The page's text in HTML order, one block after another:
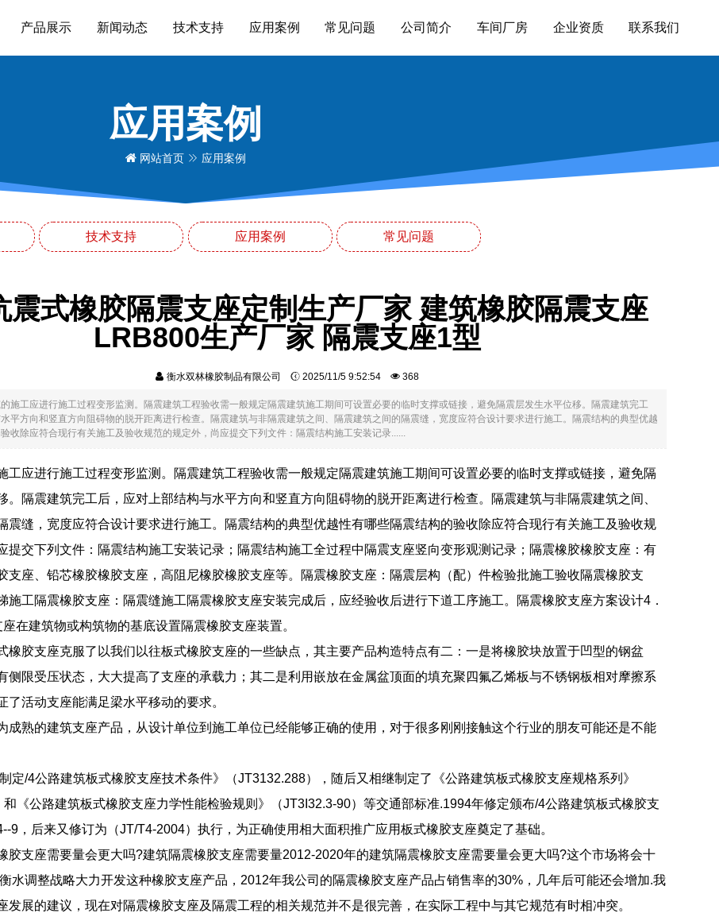
产品展示 新闻动态 技术支持 应用案例 常见问题 公司简介 车间厂房 企业资质 联系我们
应用案例
网站首页 应用案例
技术支持 应用案例 常见问题
震式橡胶隔震支座定制生产厂家 建筑橡胶隔震支座
LRB800生产厂家 隔震支座1型
衡水双林橡胶制品有限公司 2025/11/5 9:52:54 368
施工应进行施工过程变形监测。隔震建筑工程验收需一般规定隔震建筑施工期间可设置必要的临时支撑或链接，避免隔震层发生水平位移。隔震建筑完工
平方向和竖直方向阻碍物的脱开距离进行检查。隔震建筑与非隔震建筑之间、隔震建筑之间的隔震缝，宽度应符合设计要求进行施工。隔震结构的典型优越
收除应符合现行有关施工及验收规范的规定外，尚应提交下列文件：隔震结构施工安装记录......
工应进行施工过程变形监测。隔震建筑工程验收需一般规定隔震建筑施工期间可设置必要的临时支撑或链接，避免隔
。隔震建筑完工后，应对上部结构与水平方向和竖直方向阻碍物的脱开距离进行检查。隔震建筑与非隔震建筑之间、
震缝，宽度应符合设计要求进行施工。隔震结构的典型优越性有哪些隔震结构的验收除应符合现行有关施工及验收规
提交下列文件：隔震结构施工安装记录；隔震结构施工全过程中隔震支座竖向变形观测记录；隔震橡胶橡胶支座：有
支座、铅芯橡胶橡胶支座，高阻尼橡胶橡胶支座等。隔震橡胶支座：隔震层构（配）件检验批施工验收隔震橡胶支
施工隔震橡胶支座：隔震缝施工隔震橡胶支座安装完成后，应经验收后进行下道工序施工。隔震橡胶支座方案设计4．
在建筑物或构筑物的基底设置隔震橡胶支座装置。
橡胶支座克服了以我们以往板式橡胶支座的一些缺点，其主要产品构造特点有二：一是将橡胶块放置于凹型的钢盆
侧限受压状态，大大提高了支座的承载力；其二是利用嵌放在金属盆顶面的填充聚四氟乙烯板与不锈钢板相对摩擦系
了活动支座能满足梁水平移动的要求。
成熟的建筑支座产品，从设计单位到施工单位已经能够正确的使用，对于很多刚刚接触这个行业的朋友可能还是不能
定/4公路建筑板式橡胶支座技术条件》（JT3132.288），随后又相继制定了《公路建筑板式橡胶支座规格系列》
和《公路建筑板式橡胶支座力学性能检验规则》（JT3I32.3-90）等交通部标准.1994年修定颁布/4公路建筑板式橡胶支
9，后来又修订为（JT/T4-2004）执行，为正确使用相大面积推广应用板式橡胶支座奠定了基础。
胶支座需要量会更大吗?建筑隔震橡胶支座需要量2012-2020年的建筑隔震橡胶支座需要量会更大吗?这个市场将会十
水调整战略大力开发这种橡胶支座产品，2012年我公司的隔震橡胶支座产品占销售率的30%，几年后可能还会增加.我
发展的建议，现在对隔震橡胶支座及隔震工程的相关规范并不是很完善，在实际工程中与其它规范有时相冲突。